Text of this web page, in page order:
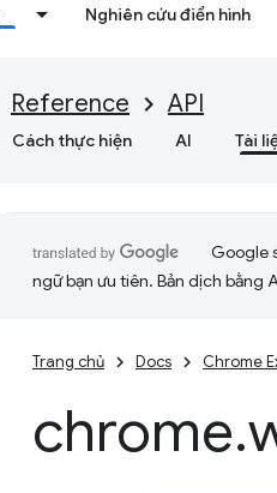
Nghiên cứu điển hình
Reference API
Cách thực hiện AI Tài
Google
ngữ bạn ưu tiên. Bản dịch bằng
Trang chủ Docs Chrome
chrome.